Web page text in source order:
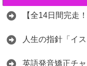
【全14日間完走
人生の指針「イ
英語発音矯正チ